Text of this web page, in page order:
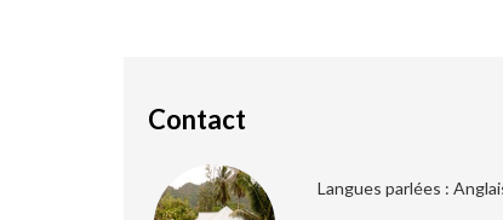
Contact
Langues parlées :